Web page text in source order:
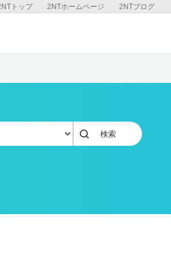
2NTブログ
2NTホームページ
トップ
検索